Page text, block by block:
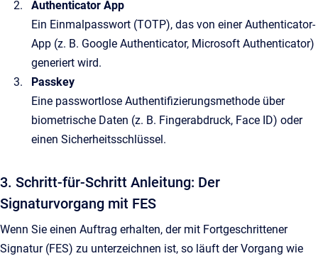
Authenticator App
Ein Einmalpasswort (TOTP), das von einer Authenticator-
App (z. B. Google Authenticator, Microsoft Authenticator)
generiert wird.
Passkey
Eine passwortlose Authentifizierungsmethode über
biometrische Daten (z. B. Fingerabdruck, Face ID) oder
einen Sicherheitsschlüssel.
3. Schritt-für-Schritt Anleitung: Der
Signaturvorgang mit FES
Wenn Sie einen Auftrag erhalten, der mit Fortgeschrittener
Signatur (FES) zu unterzeichnen ist, so läuft der Vorgang wie